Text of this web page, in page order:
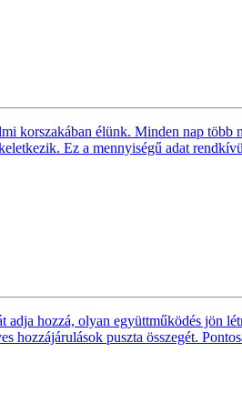
korszakában élünk. Minden nap
Ez a mennyiségű adat
hozzá, olyan együttműködés jön
hozzájárulások puszta összegét.